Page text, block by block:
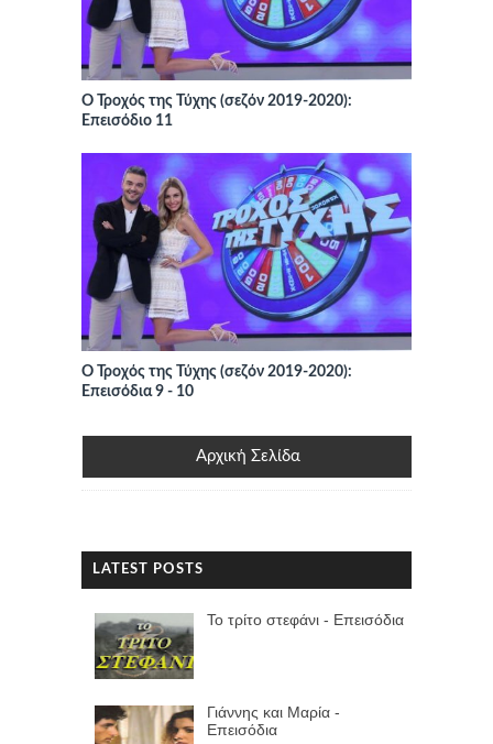
Ο Τροχός της Τύχης (σεζόν 2019-2020):
Επεισόδιο 11
Ο Τροχός της Τύχης (σεζόν 2019-2020):
Επεισόδια 9 - 10
Αρχική Σελίδα
LATEST POSTS
Το τρίτο στεφάνι - Επεισόδια
Γιάννης και Μαρία -
Επεισόδια